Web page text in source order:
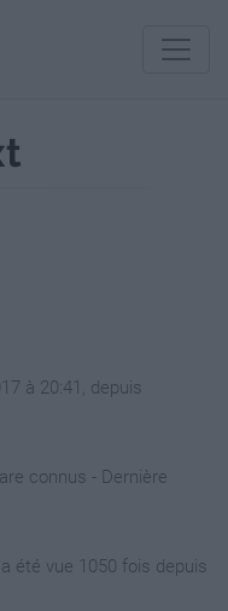
à 20:41, depuis
connus - Dernière
été vue 1050 fois depuis